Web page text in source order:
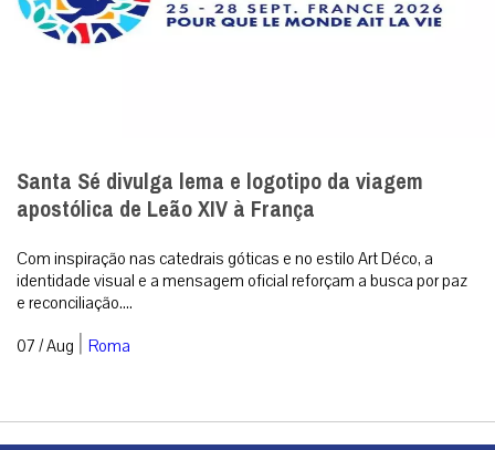
Santa Sé divulga lema e logotipo da viagem
apostólica de Leão XIV à França
Com inspiração nas catedrais góticas e no estilo Art Déco, a
identidade visual e a mensagem oficial reforçam a busca por paz
e reconciliação....
07 / Aug | Roma